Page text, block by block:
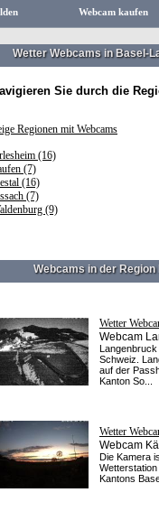
Webcam kaufen
Wetter Webcams in Basel-
Sie durch die
Regionen mit Webcams
(16)
(7)
(16)
(7)
(9)
Webcams in der
Wetter
Webcam
Schweiz.
auf der
Kanton So...
Wetter
Webcam
Die Kamera
Kantons